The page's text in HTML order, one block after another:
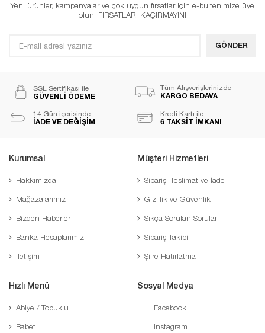
Yeni ürünler, kampanyalar ve çok uygun fırsatlar için e-bültenimize üye
olun! FIRSATLARI KAÇIRMAYIN!
GÖNDER
SSL Sertifikası ile
GÜVENLİ ÖDEME
Tüm Alışverişlerinizde
KARGO BEDAVA
14 Gün içerisinde
İADE VE DEĞİŞİM
Kredi Kartı ile
6 TAKSİT İMKANI
Kurumsal
Hakkımızda
Mağazalarımız
Bizden Haberler
Banka Hesaplarımız
İletişim
Müşteri Hizmetleri
Sipariş, Teslimat ve İade
Gizlilik ve Güvenlik
Sıkça Sorulan Sorular
Sipariş Takibi
Şifre Hatırlatma
Hızlı Menü
Abiye / Topuklu
Babet
Sosyal Medya
Facebook
Instagram